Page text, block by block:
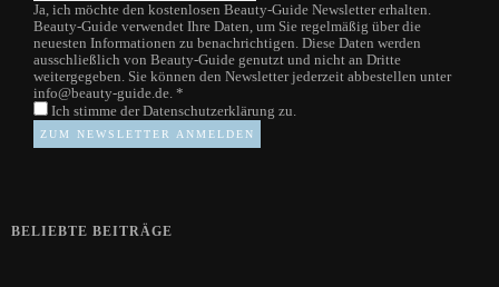
Ja, ich möchte den kostenlosen Beauty-Guide Newsletter erhalten.
Beauty-Guide verwendet Ihre Daten, um Sie regelmäßig über die
neuesten Informationen zu benachrichtigen. Diese Daten werden
ausschließlich von Beauty-Guide genutzt und nicht an Dritte
weitergegeben. Sie können den Newsletter jederzeit abbestellen unter
info@beauty-guide.de. *
Ich stimme derDatenschutzerklärung zu.
BELIEBTE BEITRÄGE